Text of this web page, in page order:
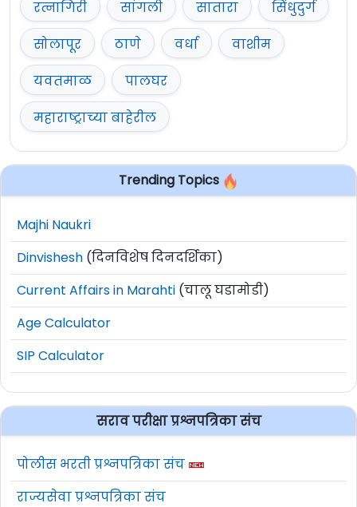
रत्नागिरी
सांगली सातारा
सिंधुदुर्ग
सोलापूर
ठाणे वर्धा
वाशीम
यवतमाळ
पालघर
महाराष्ट्राच्या बाहेरील
Trending Topics
Majhi Naukri
Dinvishesh (दिनविशेष दिनदर्शिका)
Current Affairs in Marahti (चालू घडामोडी)
Age Calculator
SIP Calculator
सराव परीक्षा प्रश्नपत्रिका संच
पोलीस भरती प्रश्नपत्रिका संच
राज्यसेवा प्रश्नपत्रिका संच